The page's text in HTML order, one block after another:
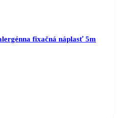
fixačná náplasť 5m